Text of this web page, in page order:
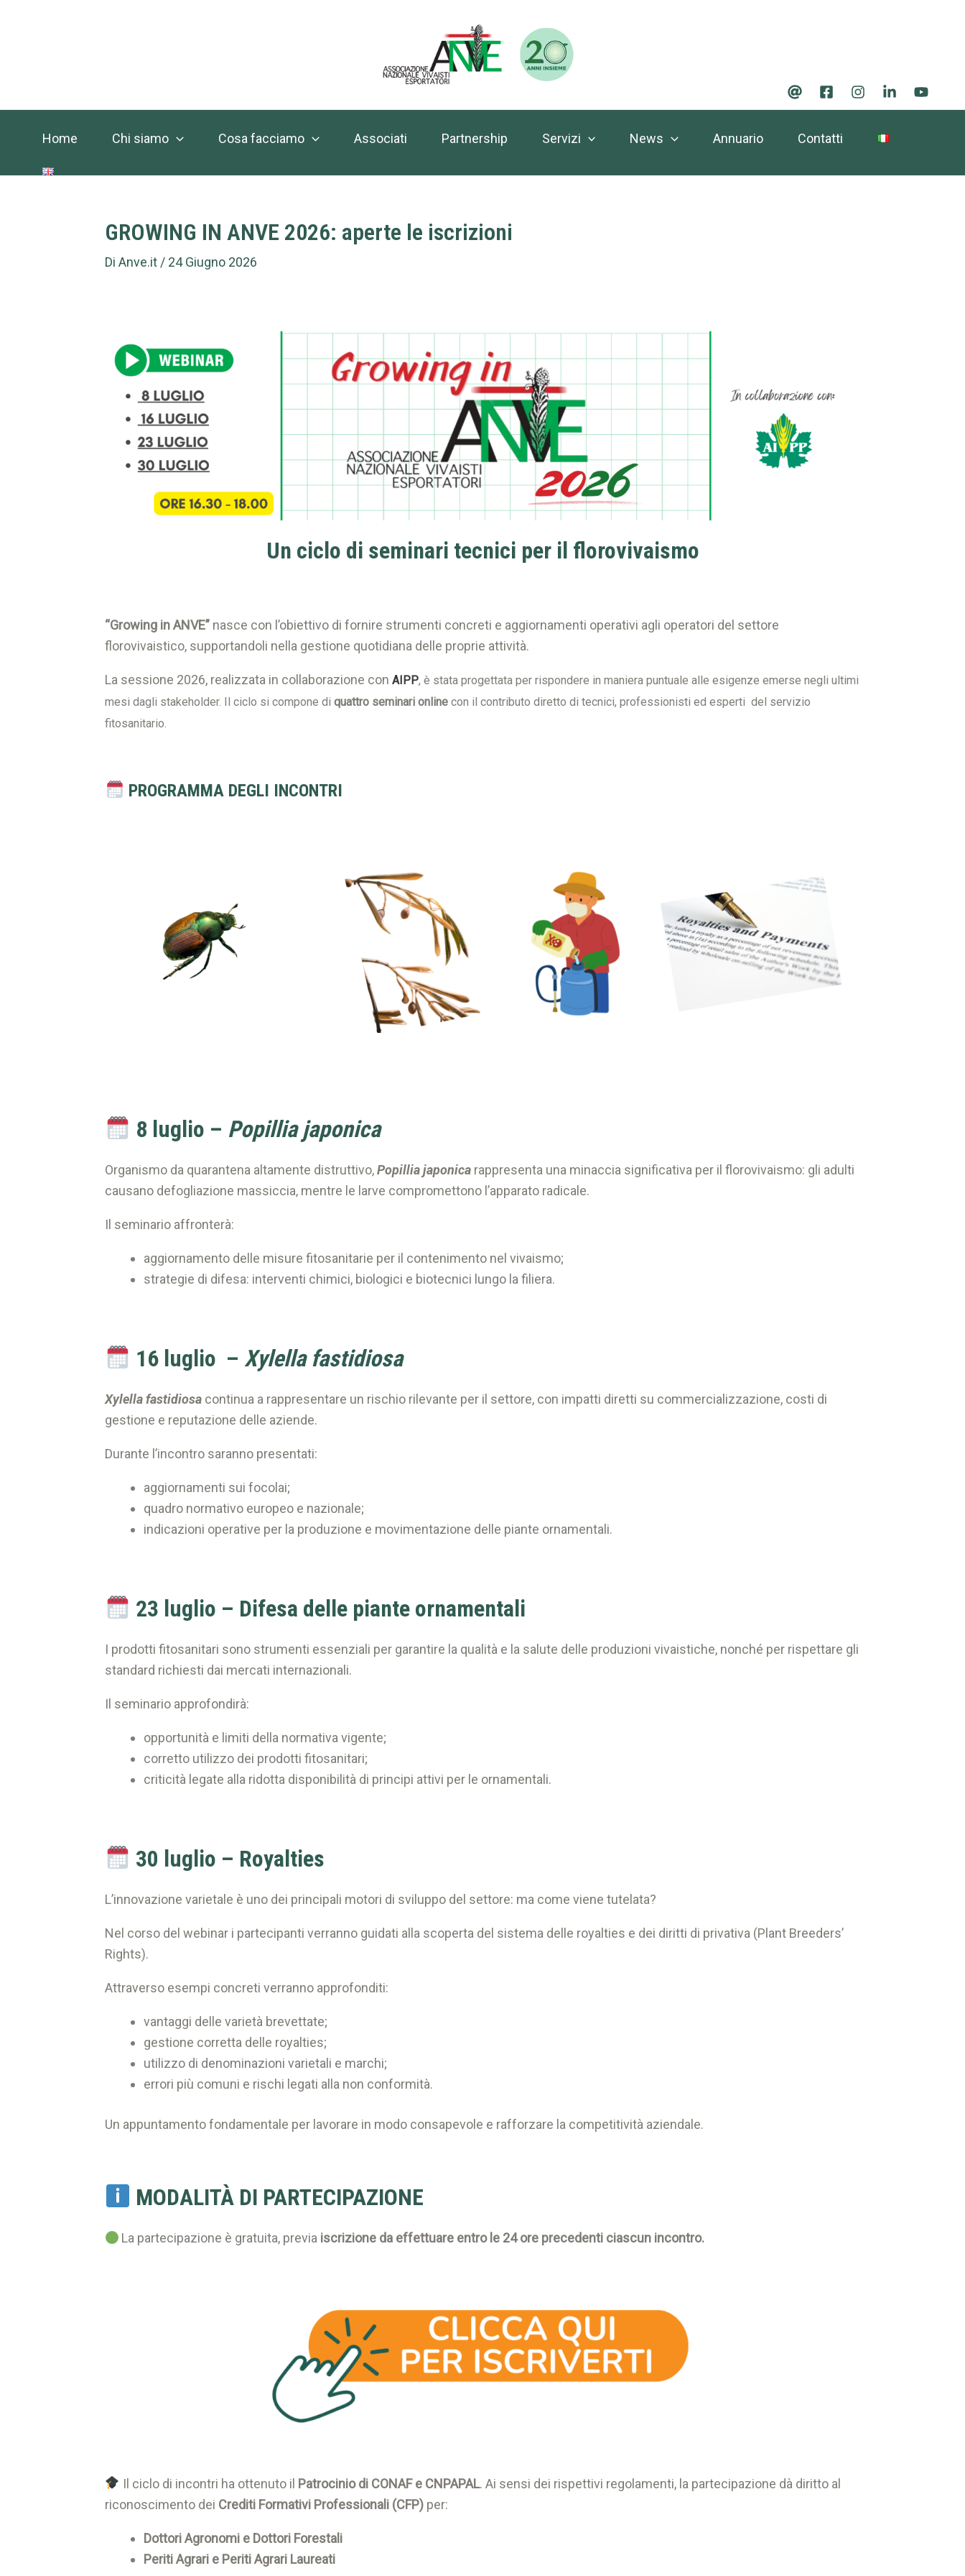
Home Chi siamo Cosa facciamo Associati Partnership Servizi News Annuario Contatti
GROWING IN ANVE 2026: aperte le iscrizioni
Di Anve.it / 24 Giugno 2026
Un ciclo di seminari tecnici per il florovivaismo
“Growing in ANVE” nasce con l’obiettivo di fornire strumenti concreti e aggiornamenti operativi agli operatori del settore
florovivaistico, supportandoli nella gestione quotidiana delle proprie attività.
La sessione 2026, realizzata in collaborazione con AIPP, è stata progettata per rispondere in maniera puntuale alle esigenze emerse negli ultimi
mesi dagli stakeholder. Il ciclo si compone di quattro seminari online con il contributo diretto di tecnici, professionisti ed esperti del servizio
fitosanitario.
PROGRAMMA DEGLI INCONTRI
8 luglio – Popillia japonica
Organismo da quarantena altamente distruttivo,Popillia japonica rappresenta una minaccia significativa per il florovivaismo: gli adulti
causano defogliazione massiccia, mentre le larve compromettono l’apparato radicale.
Il seminario affronterà:
aggiornamento delle misure fitosanitarie per il contenimento nel vivaismo;
strategie di difesa: interventi chimici, biologici e biotecnici lungo la filiera.
16 luglio – Xylella fastidiosa
Xylella fastidiosa continua a rappresentare un rischio rilevante per il settore, con impatti diretti su commercializzazione, costi di
gestione e reputazione delle aziende.
Durante l’incontro saranno presentati:
aggiornamenti sui focolai;
quadro normativo europeo e nazionale;
indicazioni operative per la produzione e movimentazione delle piante ornamentali.
23 luglio – Difesa delle piante ornamentali
I prodotti fitosanitari sono strumenti essenziali per garantire la qualità e la salute delle produzioni vivaistiche, nonché per rispettare gli
standard richiesti dai mercati internazionali.
Il seminario approfondirà:
opportunità e limiti della normativa vigente;
corretto utilizzo dei prodotti fitosanitari;
criticità legate alla ridotta disponibilità di principi attivi per le ornamentali.
30 luglio – Royalties
L’innovazione varietale è uno dei principali motori di sviluppo del settore: ma come viene tutelata?
Nel corso del webinar i partecipanti verranno guidati alla scoperta del sistema delle royalties e dei diritti di privativa (Plant Breeders’
Rights).
Attraverso esempi concreti verranno approfonditi:
vantaggi delle varietà brevettate;
gestione corretta delle royalties;
utilizzo di denominazioni varietali e marchi;
errori più comuni e rischi legati alla non conformità.
Un appuntamento fondamentale per lavorare in modo consapevole e rafforzare la competitività aziendale.
MODALITÀ DI PARTECIPAZIONE
La partecipazione è gratuita, previa iscrizione da effettuare entro le 24 ore precedenti ciascun incontro.
Il ciclo di incontri ha ottenuto il Patrocinio di CONAF e CNPAPAL. Ai sensi dei rispettivi regolamenti, la partecipazione dà diritto al
riconoscimento dei Crediti Formativi Professionali (CFP) per:
Dottori Agronomi e Dottori Forestali
Periti Agrari e Periti Agrari Laureati